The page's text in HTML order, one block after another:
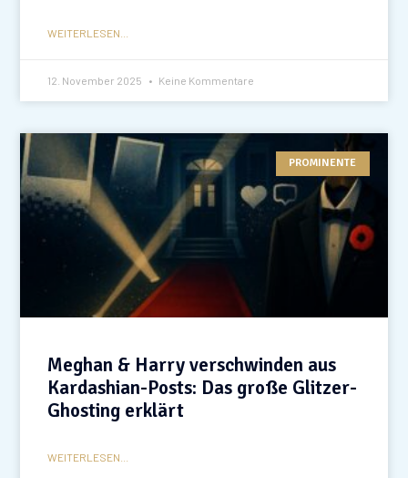
WEITERLESEN...
12. November 2025 Keine Kommentare
PROMINENTE
Meghan & Harry verschwinden aus
Kardashian-Posts: Das große Glitzer-
Ghosting erklärt
WEITERLESEN...